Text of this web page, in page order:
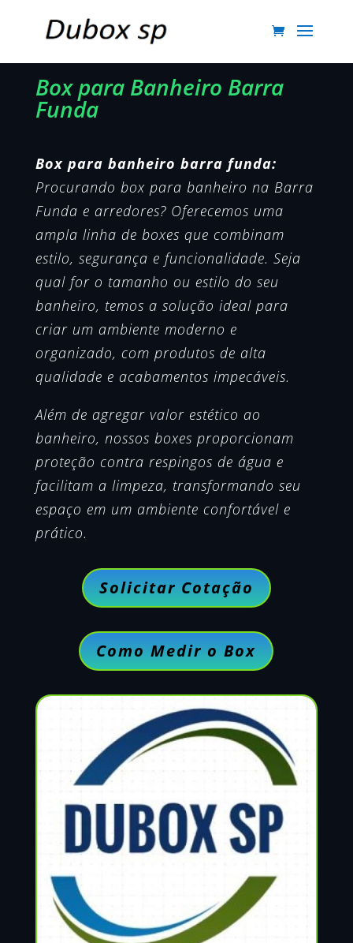
Box para Banheiro Barra
Funda
Box para banheiro barra funda:
Procurando box para banheiro na Barra
Funda e arredores? Oferecemos uma
ampla linha de boxes que combinam
estilo, segurança e funcionalidade. Seja
qual for o tamanho ou estilo do seu
banheiro, temos a solução ideal para
criar um ambiente moderno e
organizado, com produtos de alta
qualidade e acabamentos impecáveis.
Além de agregar valor estético ao
banheiro, nossos boxes proporcionam
proteção contra respingos de água e
facilitam a limpeza, transformando seu
espaço em um ambiente confortável e
prático.
Solicitar Cotação
Como Medir o Box